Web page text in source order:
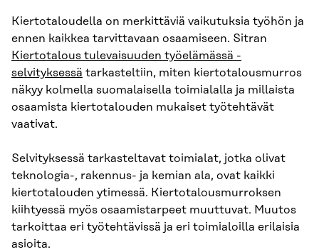
Kiertotaloudella on merkittäviä vaikutuksia työhön ja
ennen kaikkea tarvittavaan osaamiseen. Sitran
Kiertotalous tulevaisuuden työelämässä -
selvityksessä tarkasteltiin, miten kiertotalousmurros
näkyy kolmella suomalaisella toimialalla ja millaista
osaamista kiertotalouden mukaiset työtehtävät
vaativat.
Selvityksessä tarkasteltavat toimialat, jotka olivat
teknologia-, rakennus- ja kemian ala, ovat kaikki
kiertotalouden ytimessä. Kiertotalousmurroksen
kiihtyessä myös osaamistarpeet muuttuvat. Muutos
tarkoittaa eri työtehtävissä ja eri toimialoilla erilaisia
asioita.